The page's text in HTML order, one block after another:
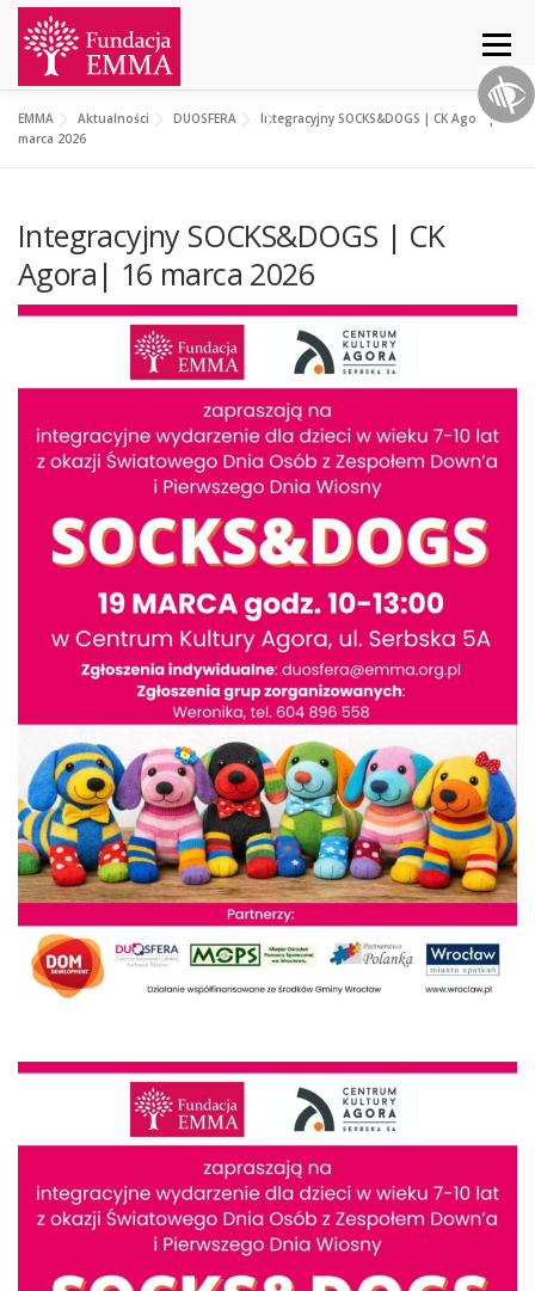
Menu
START
PROJEKTY WSPARCIE KONTAKT
EMMA Aktualności DUOSFERA
Integracyjny SOCKS&DOGS | CK Agora| 16
marca 2026
Integracyjny SOCKS&DOGS | CK
Agora| 16 marca 2026